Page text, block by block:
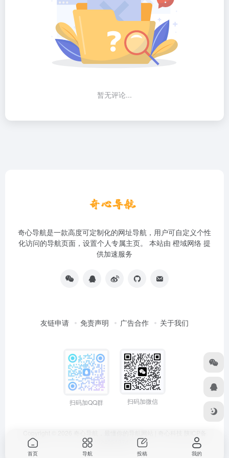
暂无评论...
奇心导航是一款高度可定制化的网址导航，用户可自定义个性
化访问的导航页面，设置个人专属主页。 本站由 橙域网络 提
供加速服务
友链申请 免责声明 广告合作 关于我们
扫码加QQ群 扫码加微信
首页 导航 投稿 我的